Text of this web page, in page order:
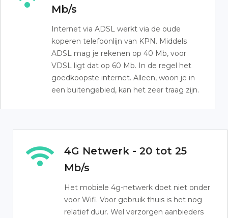
Mb/s
Internet via ADSL werkt via de oude
koperen telefoonlijn van KPN. Middels
ADSL mag je rekenen op 40 Mb, voor
VDSL ligt dat op 60 Mb. In de regel het
goedkoopste internet. Alleen, woon je in
een buitengebied, kan het zeer traag zijn.
4G Netwerk - 20 tot 25
Mb/s
Het mobiele 4g-netwerk doet niet onder
voor Wifi. Voor gebruik thuis is het nog
relatief duur. Wel verzorgen aanbieders